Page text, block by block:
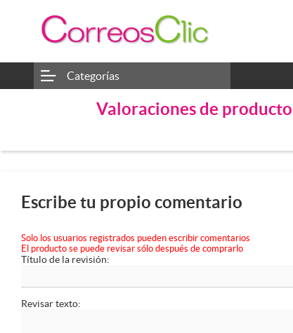
Categorías
Valoraciones de
Escribe tu propio comentario
Solo los usuarios registrados pueden escribir comentarios
El producto se puede revisar sólo después de comprarlo
Título de la revisión:
Revisar texto: